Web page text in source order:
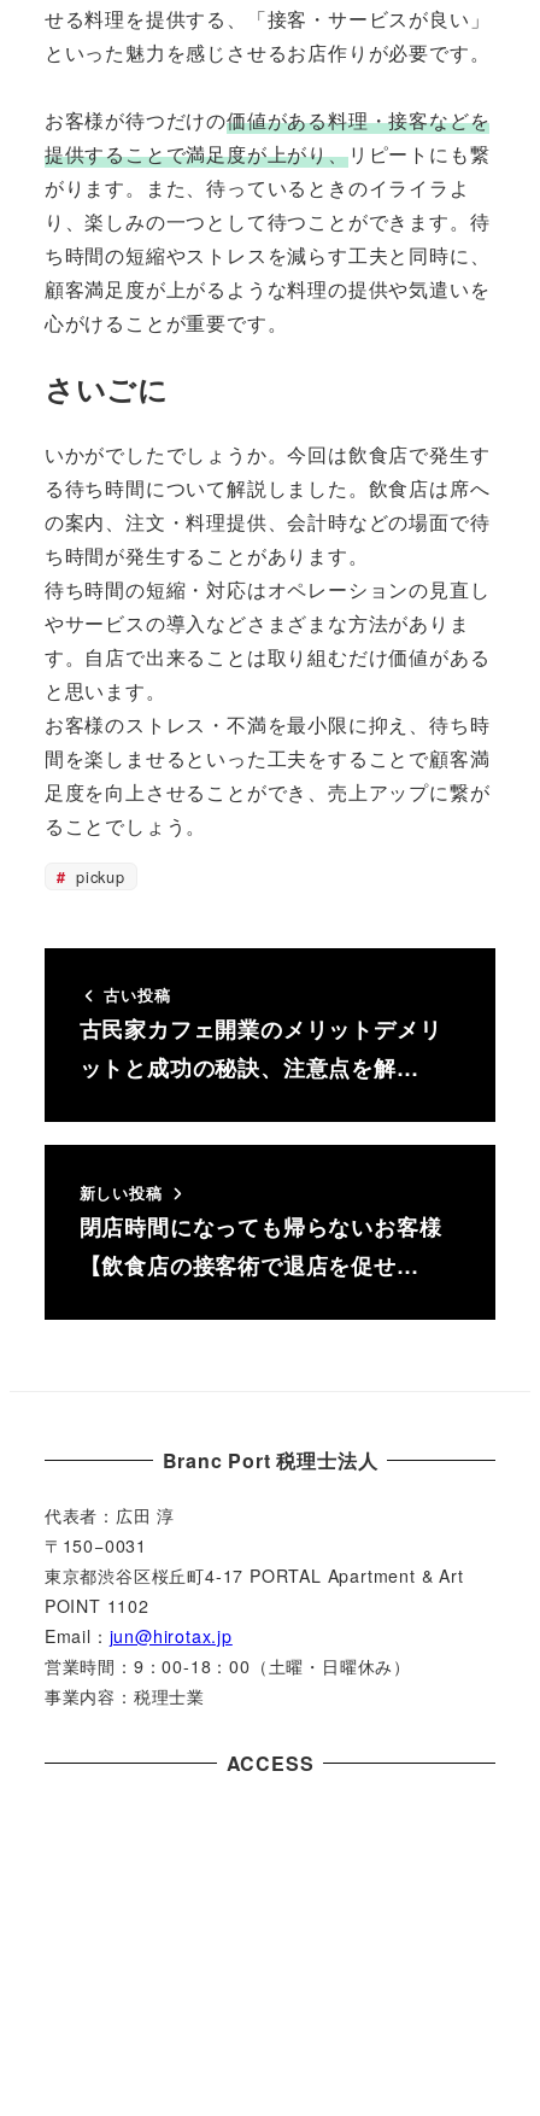
せる料理を提供する、「接客・サービスが良い」
といった魅力を感じさせるお店作りが必要です。
お客様が待つだけの価値がある料理・接客などを
提供することで満足度が上がり、リピートにも繋
がります。また、待っているときのイライラよ
り、楽しみの一つとして待つことができます。待
ち時間の短縮やストレスを減らす工夫と同時に、
顧客満足度が上がるような料理の提供や気遣いを
心がけることが重要です。
さいごに
いかがでしたでしょうか。今回は飲食店で発生す
る待ち時間について解説しました。飲食店は席へ
の案内、注文・料理提供、会計時などの場面で待
ち時間が発生することがあります。
待ち時間の短縮・対応はオペレーションの見直し
やサービスの導入などさまざまな方法がありま
す。自店で出来ることは取り組むだけ価値がある
と思います。
お客様のストレス・不満を最小限に抑え、待ち時
間を楽しませるといった工夫をすることで顧客満
足度を向上させることができ、売上アップに繋が
ることでしょう。
pickup
古い投稿
古民家カフェ開業のメリットデメリ
ットと成功の秘訣、注意点を解…
新しい投稿
閉店時間になっても帰らないお客様
【飲食店の接客術で退店を促せ…
Branc Port 税理士法人
代表者：広田 淳
〒150−0031
東京都渋谷区桜丘町4-17 PORTAL Apartment & Art
POINT 1102
Email： jun@hirotax.jp
営業時間：9：00-18：00（土曜・日曜休み）
事業内容：税理士業
ACCESS